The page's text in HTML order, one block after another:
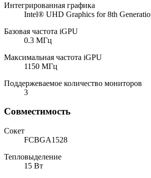
Интегрированная графика
Intel® UHD Graphics for 8th
Базовая частота iGPU
0.3 МГц
Максимальная частота iGPU
1150 МГц
Поддержеваемое количество мониторов
3
Совместимость
Сокет
FCBGA1528
Тепловыделение
15 Вт